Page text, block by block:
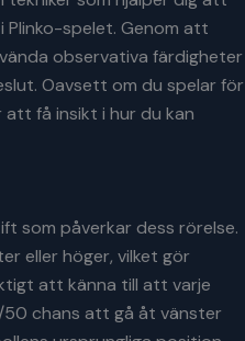
spelet. Genom att
observativa färdigheter
Oavsett om du spelar för
att få insikt i hur du kan
som påverkar dess rörelse.
eller höger, vilket gör
att känna till att varje
chans att gå åt vänster